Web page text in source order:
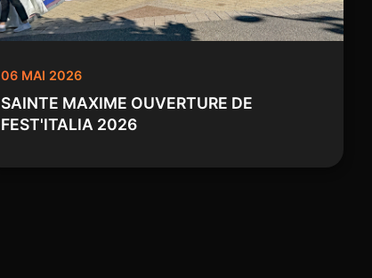
06 MAI 2026
SAINTE MAXIME OUVERTURE DE
FEST'ITALIA 2026